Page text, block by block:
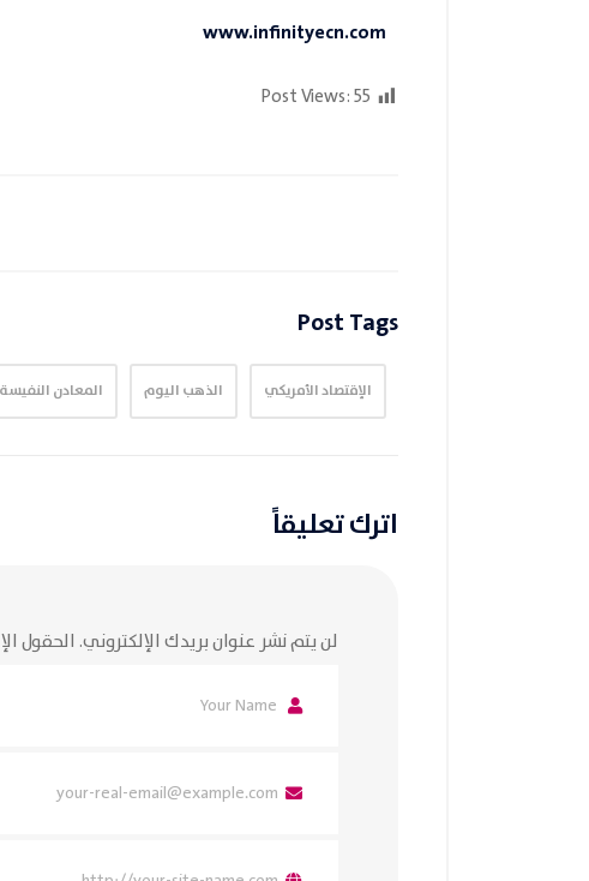
www.infinityecn.com
Post Views:55
Post Tags
الإقتصاد الأمريكي الذهب اليوم المعادن النفيسة
اترك تعليقاً
لن يتم نشر عنوان بريدك الإلكتروني. الحقول